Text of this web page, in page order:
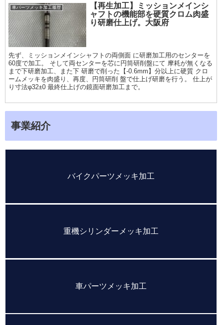
車パーツメッキ加工履歴
【再生加工】ミッションメインシ
ャフトの機能部を硬質クロム肉盛
り研磨仕上げ。大阪府
先ず、ミッションメインシャフトの両側面 に研磨加工用のセンターを
60度で加工。 そして両センターを芯に円筒研削盤にて 摩耗が無くなる
まで下研磨加工、また下 研磨で削った【-0.6mm】分以上に硬質 クロ
ームメッキを肉盛り、再度、円筒研削 盤で仕上げ研磨を行う。 仕上が
り寸法φ32±0 最終仕上げの鏡面研磨加工まで。
事業紹介
バイクパーツメッキ加工
重機シリンダーメッキ加工
車パーツメッキ加工